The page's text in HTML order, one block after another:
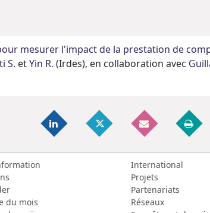
mesurer l'impact de la prestation de
S. etYin R. (Irdes), en collaboration avec
du mois
International
Projets
Partenariats
Réseaux